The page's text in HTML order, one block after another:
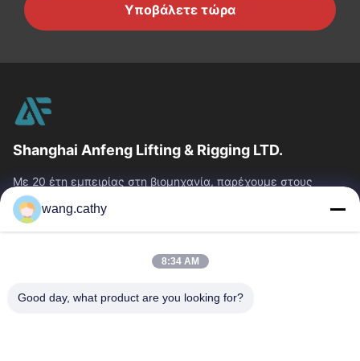
Υποβάλετε τώρα
Shanghai Anfeng Lifting & Rigging LTD.
Με 20 έτη εμπειρίας στη βιομηχανία, παρέχουμε στους
πελάτες μας το ασφάλιστρο που ανυψώνει & που εξοπλίζει
τα προϊόντα και τις...
Γρήγοροι Σύνδεσμοι
Προϊόντα
Βίντεο
Περίπου Εμείς
wang.cathy
8:34 AM
Good day, what product are you looking for?